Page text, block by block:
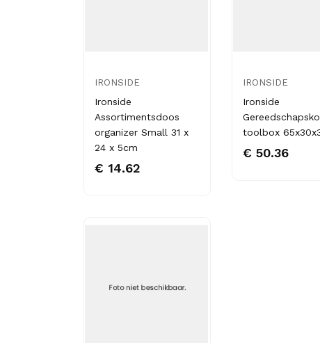
IRONSIDE
Ironside
Assortimentsdoos
organizer Small 31 x
24 x 5cm
€ 14.62
IRONSIDE
Ironside
toolbox
€ 50.36